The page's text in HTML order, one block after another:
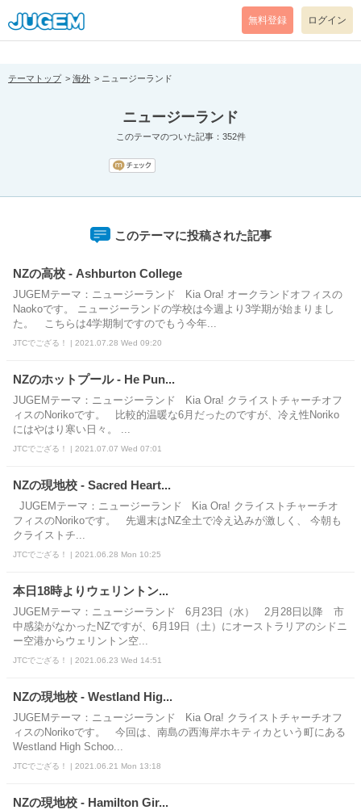
[pear_error: message="Success" code=0 mode=return level=notice
prefix="" info=""]
無料登録 ログイン
テーマトップ 海外 ニュージーランド
ニュージーランド
このテーマのついた記事：352件
このテーマに投稿された記事
NZの高校 - Ashburton College
JUGEMテーマ：ニュージーランド Kia Ora! オークランドオフィスの
Naokoです。 ニュージーランドの学校は今週より3学期が始まりまし
た。 こちらは4学期制ですのでもう今年...
JTCでござる！ | 2021.07.28 Wed 09:20
NZのホットプール - He Pun...
JUGEMテーマ：ニュージーランド Kia Ora! クライストチャーチオフ
ィスのNorikoです。 比較的温暖な6月だったのですが、冷え性Noriko
にはやはり寒い日々。 ...
JTCでござる！ | 2021.07.07 Wed 07:01
NZの現地校 - Sacred Heart...
JUGEMテーマ：ニュージーランド Kia Ora! クライストチャーチオ
フィスのNorikoです。 先週末はNZ全土で冷え込みが激しく、 今朝も
クライストチ...
JTCでござる！ | 2021.06.28 Mon 10:25
本日18時よりウェリントン...
JUGEMテーマ：ニュージーランド 6月23日（水） 2月28日以降 市
中感染がなかったNZですが、6月19日（土）にオーストラリアのシドニ
ー空港からウェリントン空...
JTCでござる！ | 2021.06.23 Wed 14:51
NZの現地校 - Westland Hig...
JUGEMテーマ：ニュージーランド Kia Ora! クライストチャーチオフ
ィスのNorikoです。 今回は、南島の西海岸ホキティカという町にある
Westland High Schoo...
JTCでござる！ | 2021.06.21 Mon 13:18
NZの現地校 - Hamilton Gir...